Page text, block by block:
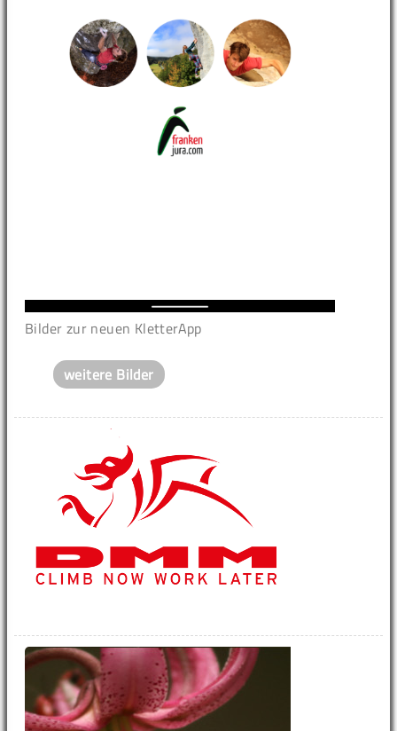
Bilder zur neuen KletterApp
weitere Bilder